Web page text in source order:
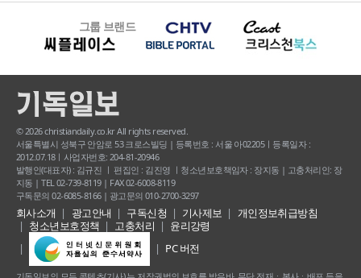
그룹 브랜드
© 2026 christiandaily.co.kr All rights reserved.
서울특별시 성북구 안암로 53 크로스빌딩 | 등록번호 : 서울 아02205ㅣ등록일자 :
2012.07.18ㅣ사업자번호: 204-81-20946
발행인(대표자) : 김규진 ㅣ 편집인 : 김진영 ㅣ청소년보호책임자 : 장지동 | 고충처리인: 장
지동 | TEL 02-739-8119 | FAX 02-6008-8119
구독문의 02-6085-8166 | 광고문의 010-2700-3297
회사소개 광고안내 구독신청 기사제보
개인정보취급방침
청소년보호정책
고충처리
윤리강령
PC 버전